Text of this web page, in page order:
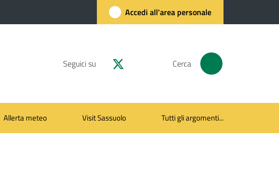
Accedi all'area personale
Seguici su Cerca
Allerta meteo Visit Sassuolo Tutti gli argomenti...